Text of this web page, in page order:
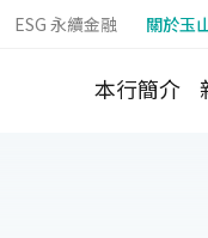
ESG 永續金融 關於玉
本行簡介